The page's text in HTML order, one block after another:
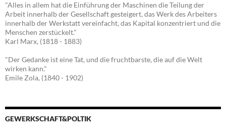
"Alles in allem hat die Einführung der Maschinen die Teilung der
Arbeit innerhalb der Gesellschaft gesteigert, das Werk des Arbeiters
innerhalb der Werkstatt vereinfacht, das Kapital konzentriert und die
Menschen zerstückelt."
Karl Marx, (1818 - 1883)
"Der Gedanke ist eine Tat, und die fruchtbarste, die auf die Welt
wirken kann."
Emile Zola, (1840 - 1902)
GEWERKSCHAFT&POLTIK